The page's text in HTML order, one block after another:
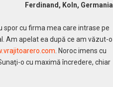
Germania
spor cu firma mea care intrase pe
Am apelat ea după ce am văzut-o
. Noroc imens cu
o cu maximă încredere, chiar